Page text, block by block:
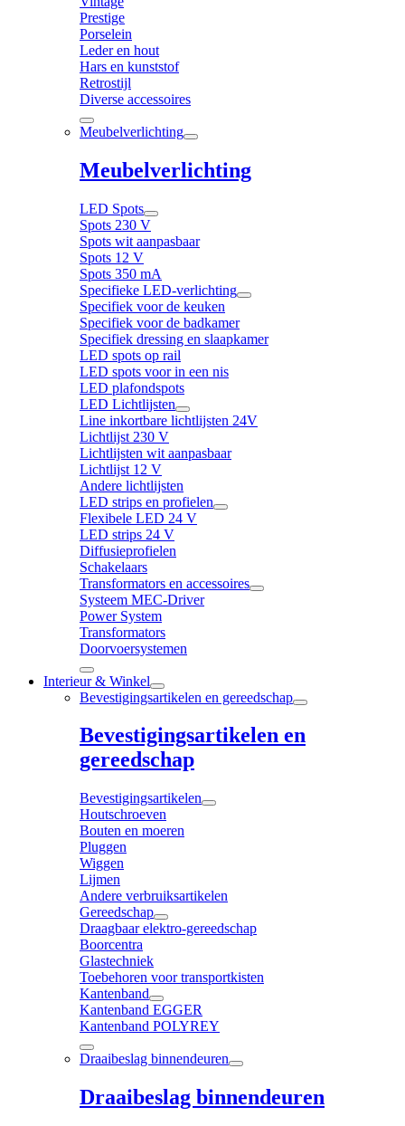
Prestige
Porselein
Leder en hout
Hars en kunststof
Retrostijl
Diverse accessoires
Meubelverlichting
Meubelverlichting
LED Spots
Spots 230 V
Spots wit aanpasbaar
Spots 12 V
Spots 350 mA
Specifieke LED-verlichting
Specifiek voor de keuken
Specifiek voor de badkamer
Specifiek dressing en slaapkamer
LED spots op rail
LED spots voor in een nis
LED plafondspots
LED Lichtlijsten
Line inkortbare lichtlijsten 24V
Lichtlijst 230 V
Lichtlijsten wit aanpasbaar
Lichtlijst 12 V
Andere lichtlijsten
LED strips en profielen
Flexibele LED 24 V
LED strips 24 V
Diffusieprofielen
Schakelaars
Transformators en accessoires
Systeem MEC-Driver
Power System
Transformators
Doorvoersystemen
Interieur & Winkel
Bevestigingsartikelen en gereedschap
Bevestigingsartikelen en
gereedschap
Bevestigingsartikelen
Houtschroeven
Bouten en moeren
Pluggen
Wiggen
Lijmen
Andere verbruiksartikelen
Gereedschap
Draagbaar elektro-gereedschap
Boorcentra
Glastechniek
Toebehoren voor transportkisten
Kantenband
Kantenband EGGER
Kantenband POLYREY
Draaibeslag binnendeuren
Draaibeslag binnendeuren